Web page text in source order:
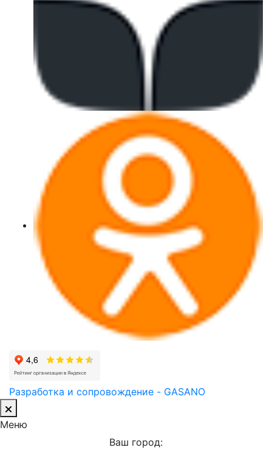
Разработка и сопровождение - GASANO
Меню
Ваш город: